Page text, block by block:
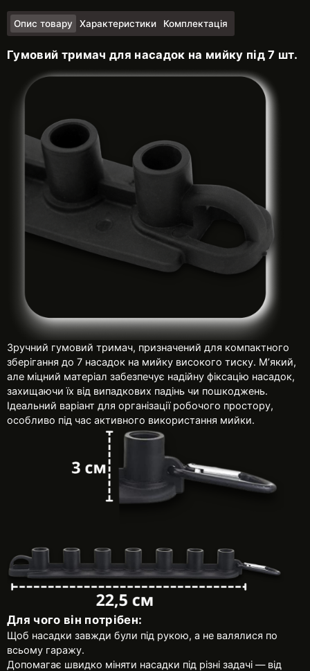
Опис товару Характеристики Комплектація
Гумовий тримач для насадок на мийку під 7 шт.
Зручний гумовий тримач, призначений для компактного
зберігання до 7 насадок на мийку високого тиску. М’який,
але міцний матеріал забезпечує надійну фіксацію насадок,
захищаючи їх від випадкових падінь чи пошкоджень.
Ідеальний варіант для організації робочого простору,
особливо під час активного використання мийки.
Для чого він потрібен:
Щоб насадки завжди були під рукою, а не валялися по
всьому гаражу.
Допомагає швидко міняти насадки під різні задачі — від